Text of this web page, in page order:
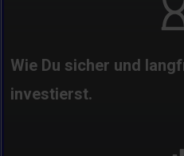
Wie Du sicher und
investierst.